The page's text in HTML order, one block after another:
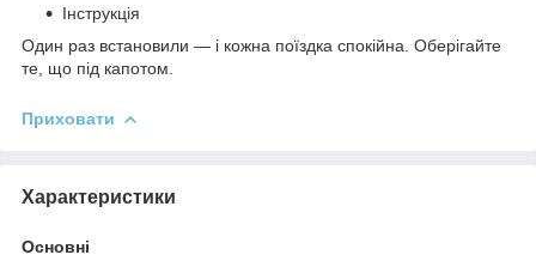
Інструкція
Один раз встановили — і кожна поїздка спокійна. Оберігайте
те, що під капотом.
Приховати
Характеристики
Основні